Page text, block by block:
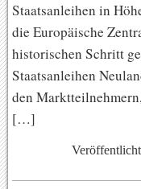
Staatsanleihen in
die Europäische
historischen Schritt
Staatsanleihen
den
[…]